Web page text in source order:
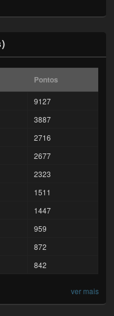
Pontos
9127
3887
2716
2677
2323
1511
1447
959
872
842
ver mais